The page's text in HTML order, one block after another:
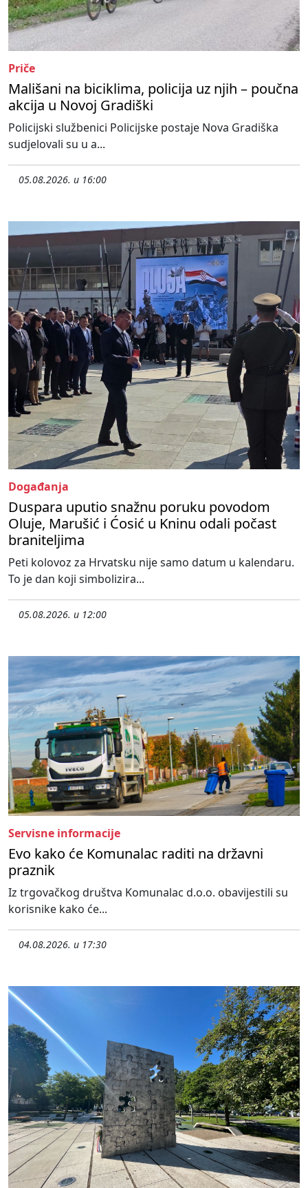
Priče
Mališani na biciklima, policija uz njih – poučna
akcija u Novoj Gradiški
Policijski službenici Policijske postaje Nova Gradiška
sudjelovali su u a...
05.08.2026. u 16:00
Događanja
Duspara uputio snažnu poruku povodom
Oluje, Marušić i Ćosić u Kninu odali počast
braniteljima
Peti kolovoz za Hrvatsku nije samo datum u kalendaru.
To je dan koji simbolizira...
05.08.2026. u 12:00
Servisne informacije
Evo kako će Komunalac raditi na državni
praznik
Iz trgovačkog društva Komunalac d.o.o. obavijestili su
korisnike kako će...
04.08.2026. u 17:30